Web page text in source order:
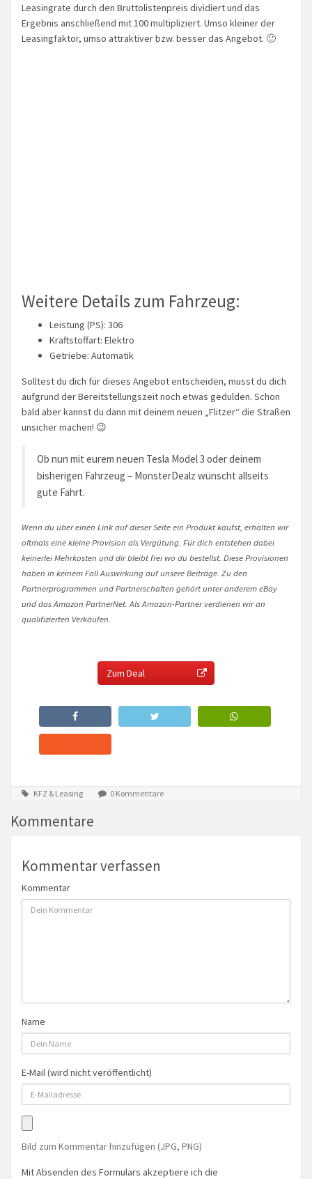
Leasingrate durch den Bruttolistenpreis dividiert und das
Ergebnis anschließend mit 100 multipliziert. Umso kleiner der
Leasingfaktor, umso attraktiver bzw. besser das Angebot. 🙂
Weitere Details zum Fahrzeug:
Leistung (PS): 306
Kraftstoffart: Elektro
Getriebe: Automatik
Solltest du dich für dieses Angebot entscheiden, musst du dich
aufgrund der Bereitstellungszeit noch etwas gedulden. Schon
bald aber kannst du dann mit deinem neuen „Flitzer“ die Straßen
unsicher machen! 😉
Ob nun mit eurem neuen Tesla Model 3 oder deinem
bisherigen Fahrzeug – MonsterDealz wünscht allseits
gute Fahrt.
Wenn du über einen Link auf dieser Seite ein Produkt kaufst, erhalten wir
oftmals eine kleine Provision als Vergütung. Für dich entstehen dabei
keinerlei Mehrkosten und dir bleibt frei wo du bestellst. Diese Provisionen
haben in keinem Fall Auswirkung auf unsere Beiträge. Zu den
Partnerprogrammen und Partnerschaften gehört unter anderem eBay
und das Amazon PartnerNet. Als Amazon-Partner verdienen wir an
qualifizierten Verkäufen.
Zum Deal
KFZ & Leasing 0 Kommentare
Kommentare
Kommentar verfassen
Kommentar
Name
E-Mail (wird nicht veröffentlicht)
Bild zum Kommentar hinzufügen (JPG, PNG)
Mit Absenden des Formulars akzeptiere ich die